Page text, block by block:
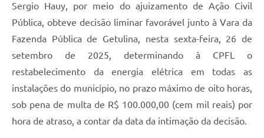
Sergio Hauy, por meio do ajuizamento de Ação Civil
Pública, obteve decisão liminar favorável junto à Vara da
Fazenda Pública de Getulina, nesta sexta-feira, 26 de
setembro de 2025, determinando à CPFL o
restabelecimento da energia elétrica em todas as
instalações do município, no prazo máximo de oito horas,
sob pena de multa de R$ 100.000,00 (cem mil reais) por
hora de atraso, a contar da data da intimação da decisão.